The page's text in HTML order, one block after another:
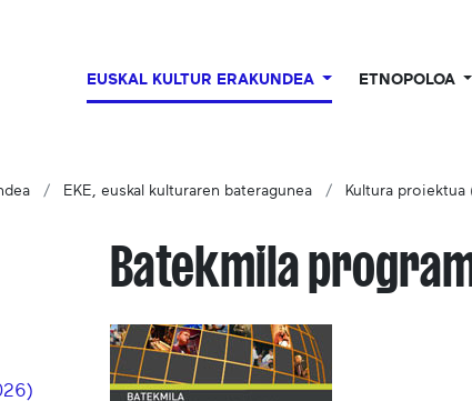
EUSKAL KULTUR ERAKUNDEA ETNOPOLOA
EKE, euskal kulturaren bateragunea Kultura proiektua
Batekmila